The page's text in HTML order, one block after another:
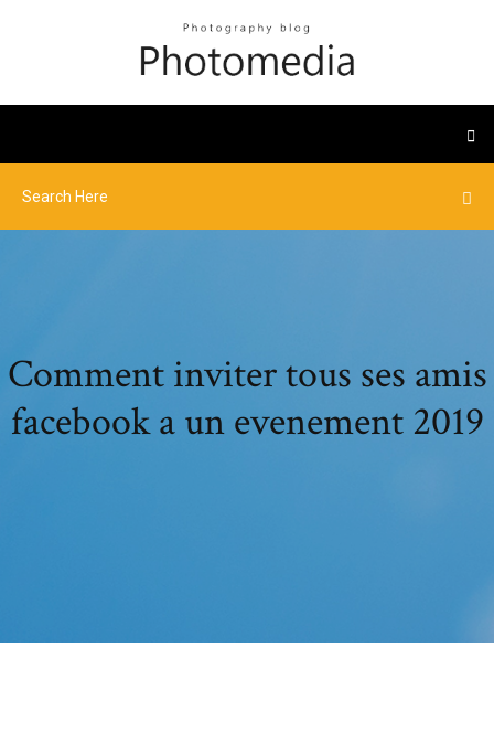
Comment inviter tous ses amis
facebook a un evenement 2019